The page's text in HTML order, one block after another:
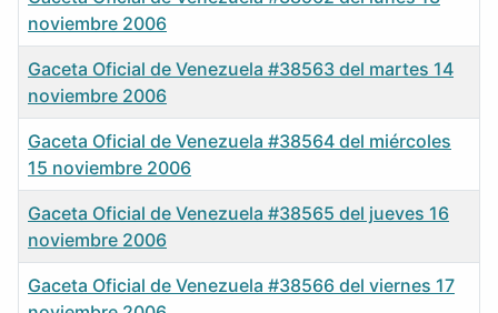
noviembre 2006
Gaceta Oficial de Venezuela #38563 del martes 14
noviembre 2006
Gaceta Oficial de Venezuela #38564 del miércoles
15 noviembre 2006
Gaceta Oficial de Venezuela #38565 del jueves 16
noviembre 2006
Gaceta Oficial de Venezuela #38566 del viernes 17